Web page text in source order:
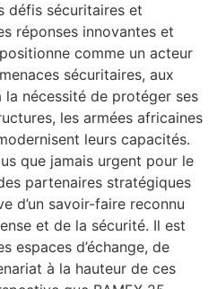
défis sécuritaires et
réponses innovantes et
comme un acteur
sécuritaires, aux
nécessité de protéger ses
les armées africaines
leurs capacités.
que jamais urgent pour le
partenaires stratégiques
d’un savoir-faire reconnu
et de la sécurité. Il est
espaces d’échange, de
à la hauteur de ces